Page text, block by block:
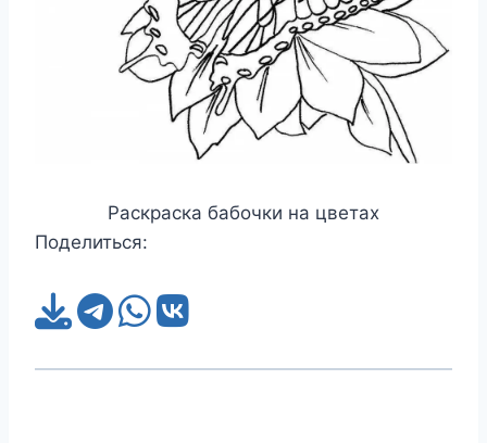
Раскраска бабочки на цветах
Поделиться: